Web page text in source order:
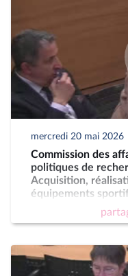
mercredi 20 mai 2026
Commission des
politiques de
Acquisition,
équipements